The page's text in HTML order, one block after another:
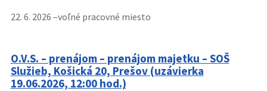
22. 6. 2026 –voľné pracovné miesto
O.V.S. – prenájom – prenájom majetku – SOŠ
Služieb, Košická 20, Prešov (uzávierka
19.06.2026, 12:00 hod.)